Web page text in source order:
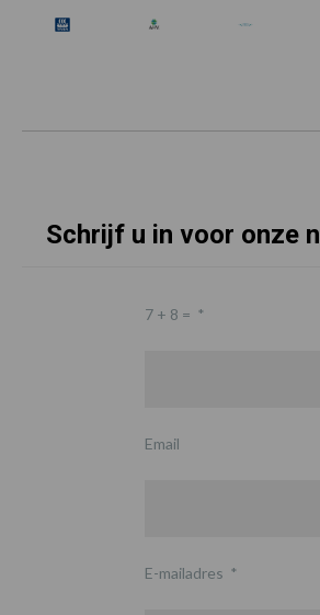
Schrijf u in voor onze
7 + 8 = *
Email
E-mailadres *